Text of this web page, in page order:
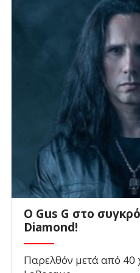
O Gus G στο
Diamond!
Παρελθόν μετά από 40